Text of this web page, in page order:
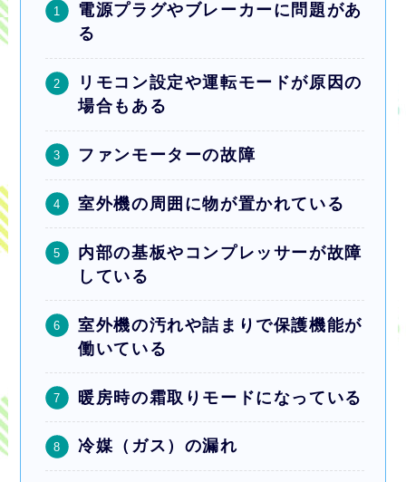
電源プラグやブレーカーに問題があ
る
リモコン設定や運転モードが原因の
場合もある
ファンモーターの故障
室外機の周囲に物が置かれている
内部の基板やコンプレッサーが故障
している
室外機の汚れや詰まりで保護機能が
働いている
暖房時の霜取りモードになっている
冷媒（ガス）の漏れ